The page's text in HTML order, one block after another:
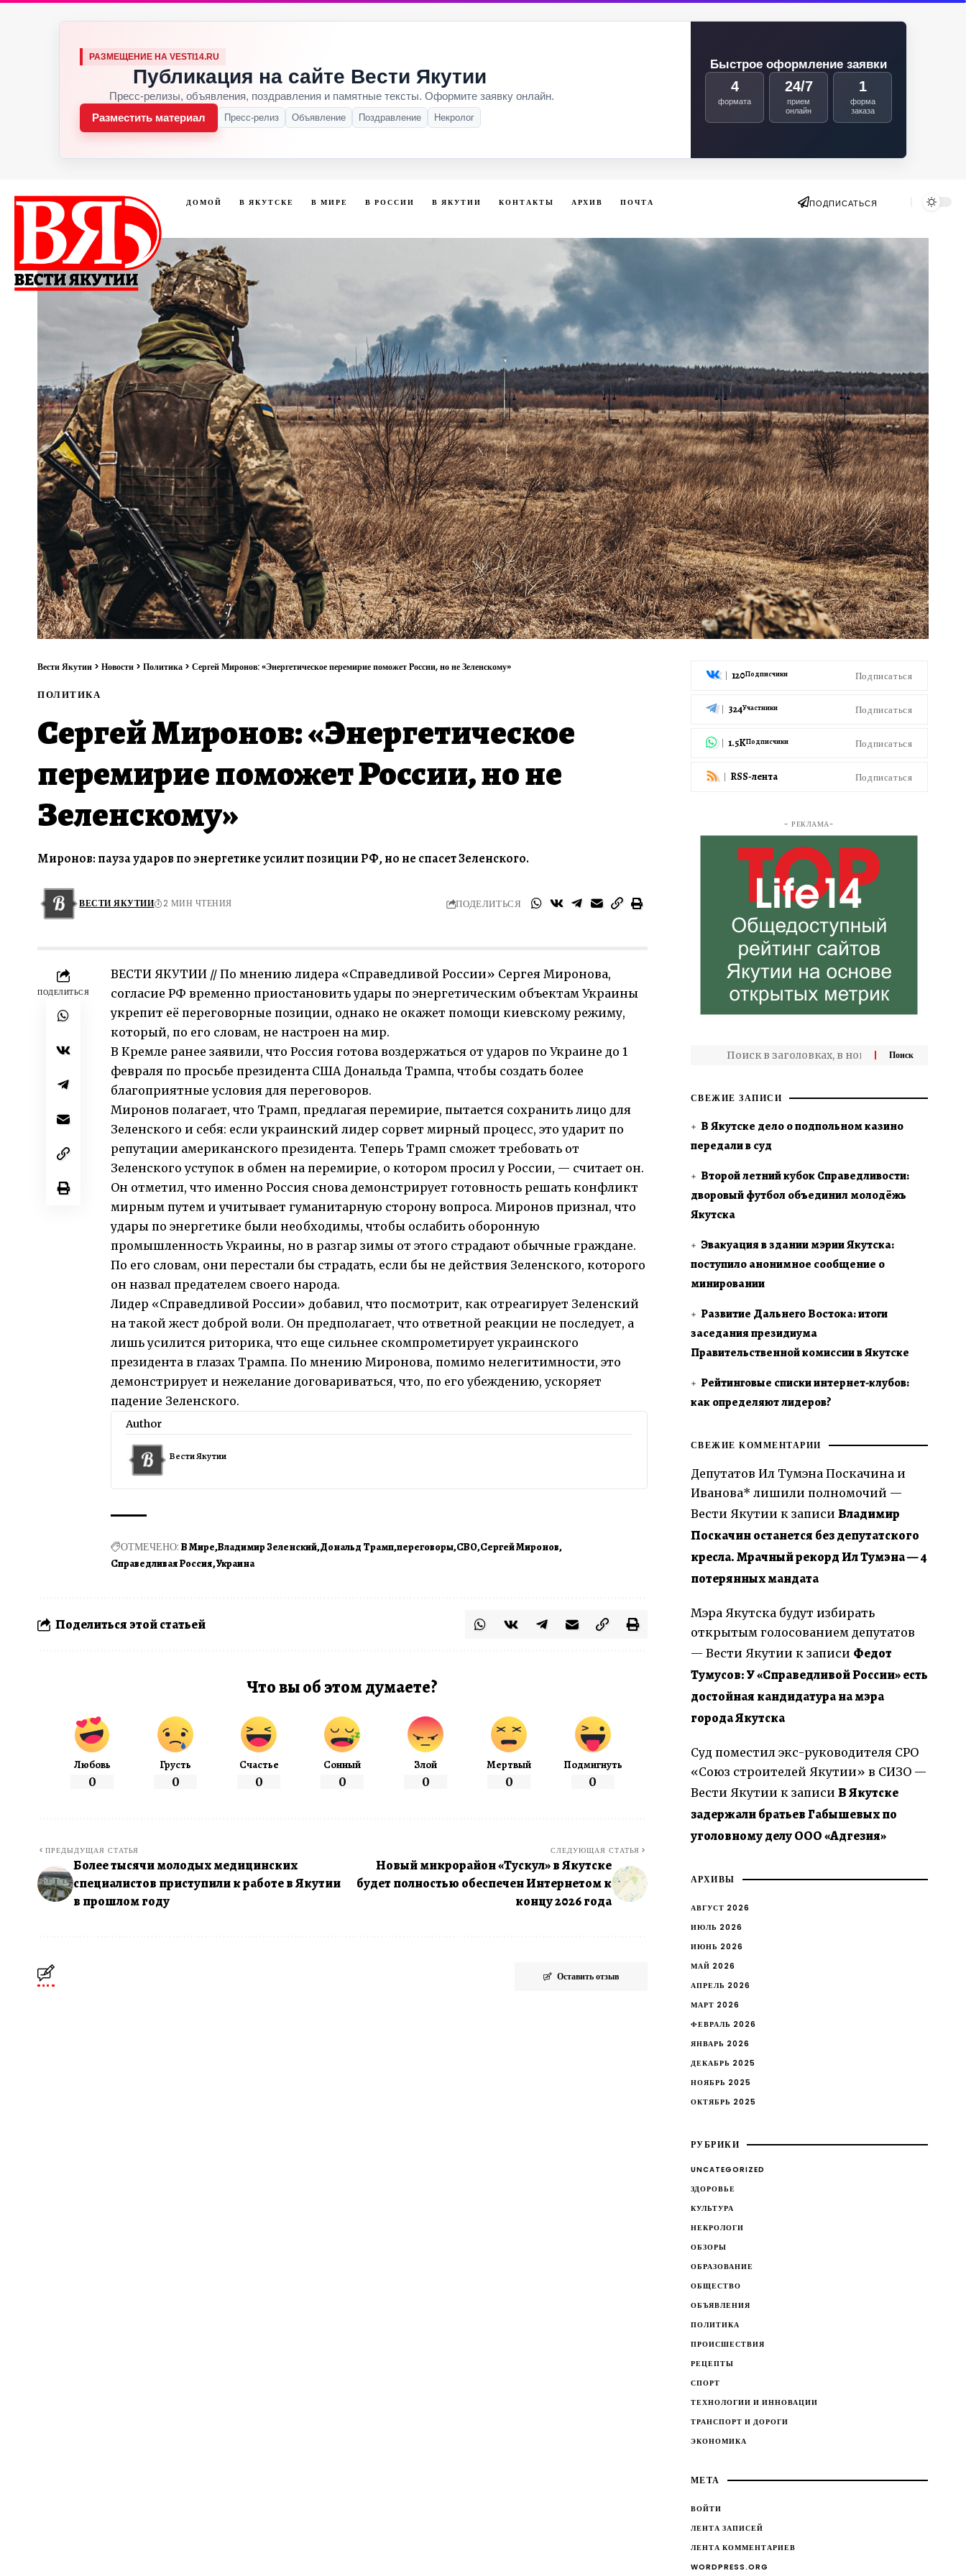
РАЗМЕЩЕНИЕ НА VESTI14.RU
Публикация на сайте Вести Якутии
Пресс-релизы, объявления, поздравления и памятные тексты. Оформите заявку онлайн.
Разместить материал
Пресс-релиз Объявление Поздравление Некролог
Быстрое оформление заявки
4
формата
24/7
прием
онлайн
1
форма
заказа
ДОМОЙ В ЯКУТСКЕ В МИРЕ В РОССИИ В ЯКУТИИ КОНТАКТЫ АРХИВ ПОЧТА ПОДПИСАТЬСЯ
Вести Якутии > Новости > Политика > Сергей Миронов: «Энергетическое перемирие поможет России, но не Зеленскому»
ПОЛИТИКА
Сергей Миронов: «Энергетическое
перемирие поможет России, но не
Зеленскому»
Миронов: пауза ударов по энергетике усилит позиции РФ, но не спасет Зеленского.
ВЕСТИ ЯКУТИИ 2 МИН ЧТЕНИЯ ПОДЕЛИТЬСЯ
ПОДЕЛИТЬСЯ
ВЕСТИ ЯКУТИИ // По мнению лидера «Справедливой России» Сергея Миронова,
согласие РФ временно приостановить удары по энергетическим объектам Украины
укрепит её переговорные позиции, однако не окажет помощи киевскому режиму,
который, по его словам, не настроен на мир.
В Кремле ранее заявили, что Россия готова воздержаться от ударов по Украине до 1
февраля по просьбе президента США Дональда Трампа, чтобы создать более
благоприятные условия для переговоров.
Миронов полагает, что Трамп, предлагая перемирие, пытается сохранить лицо для
Зеленского и себя: если украинский лидер сорвет мирный процесс, это ударит по
репутации американского президента. Теперь Трамп сможет требовать от
Зеленского уступок в обмен на перемирие, о котором просил у России, — считает он.
Он отметил, что именно Россия снова демонстрирует готовность решать конфликт
мирным путем и учитывает гуманитарную сторону вопроса. Миронов признал, что
удары по энергетике были необходимы, чтобы ослабить оборонную
промышленность Украины, но в разгар зимы от этого страдают обычные граждане.
По его словам, они перестали бы страдать, если бы не действия Зеленского, которого
он назвал предателем своего народа.
Лидер «Справедливой России» добавил, что посмотрит, как отреагирует Зеленский
на такой жест доброй воли. Он предполагает, что ответной реакции не последует, а
лишь усилится риторика, что еще сильнее скомпрометирует украинского
президента в глазах Трампа. По мнению Миронова, помимо нелегитимности, это
демонстрирует и нежелание договариваться, что, по его убеждению, ускоряет
падение Зеленского.
Author
Вести Якутии
ОТМЕЧЕНО: В Мире Владимир Зеленский Дональд Трамп переговоры СВО Сергей Миронов
Справедливая Россия Украина
Поделиться этой статьей
Что вы об этом думаете?
Любовь
0
Грусть
0
Счастье
0
Сонный
0
Злой
0
Мертвый
0
Подмигнуть
0
ПРЕДЫДУЩАЯ СТАТЬЯ
Более тысячи молодых медицинских
специалистов приступили к работе в Якутии
в прошлом году
СЛЕДУЮЩАЯ СТАТЬЯ
Новый микрорайон «Тускул» в Якутске
будет полностью обеспечен Интернетом к
концу 2026 года
Оставить отзыв
120Подписчики Подписаться
324Участники Подписаться
1.5KПодписчики Подписаться
RSS-лента Подписаться
- РЕКЛАМА-
СВЕЖИЕ ЗАПИСИ
В Якутске дело о подпольном казино
передали в суд
Второй летний кубок Справедливости:
дворовый футбол объединил молодёжь
Якутска
Эвакуация в здании мэрии Якутска:
поступило анонимное сообщение о
минировании
Развитие Дальнего Востока: итоги
заседания президиума
Правительственной комиссии в Якутске
Рейтинговые списки интернет-клубов:
как определяют лидеров?
СВЕЖИЕ КОММЕНТАРИИ
Депутатов Ил Тумэна Поскачина и
Иванова* лишили полномочий —
Вести Якутии к записи Владимир
Поскачин останется без депутатского
кресла. Мрачный рекорд Ил Тумэна — 4
потерянных мандата
Мэра Якутска будут избирать
открытым голосованием депутатов
— Вести Якутии к записи Федот
Тумусов: У «Справедливой России» есть
достойная кандидатура на мэра
города Якутска
Суд поместил экс-руководителя СРО
«Союз строителей Якутии» в СИЗО —
Вести Якутии к записи В Якутске
задержали братьев Габышевых по
уголовному делу ООО «Адгезия»
АРХИВЫ
АВГУСТ 2026
ИЮЛЬ 2026
ИЮНЬ 2026
МАЙ 2026
АПРЕЛЬ 2026
МАРТ 2026
ФЕВРАЛЬ 2026
ЯНВАРЬ 2026
ДЕКАБРЬ 2025
НОЯБРЬ 2025
ОКТЯБРЬ 2025
РУБРИКИ
UNCATEGORIZED
ЗДОРОВЬЕ
КУЛЬТУРА
НЕКРОЛОГИ
ОБЗОРЫ
ОБРАЗОВАНИЕ
ОБЩЕСТВО
ОБЪЯВЛЕНИЯ
ПОЛИТИКА
ПРОИСШЕСТВИЯ
РЕЦЕПТЫ
СПОРТ
ТЕХНОЛОГИИ И ИННОВАЦИИ
ТРАНСПОРТ И ДОРОГИ
ЭКОНОМИКА
МЕТА
ВОЙТИ
ЛЕНТА ЗАПИСЕЙ
ЛЕНТА КОММЕНТАРИЕВ
WORDPRESS.ORG